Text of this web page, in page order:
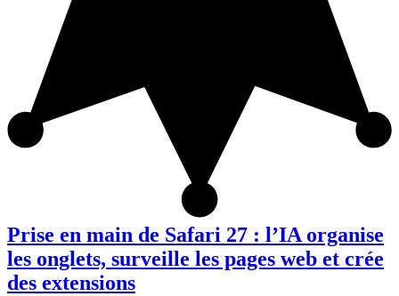
Prise en main de Safari 27 : l’IA organise
les onglets, surveille les pages web et crée
des extensions